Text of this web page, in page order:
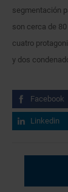
segmentación
son cerca de
cuatro
y dos
Facebook
Linkedin